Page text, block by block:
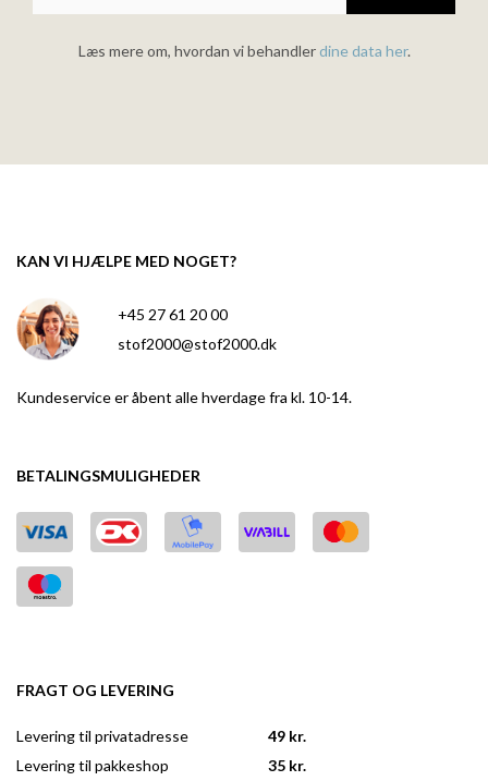
Læs mere om, hvordan vi behandlerdine data her.
KAN VI HJÆLPE MED NOGET?
+45 27 61 20 00
stof2000@stof2000.dk
Kundeservice er åbent alle hverdage fra kl. 10-14.
BETALINGSMULIGHEDER
FRAGT OG LEVERING
Levering til privatadresse
Levering til pakkeshop
49 kr.
35 kr.